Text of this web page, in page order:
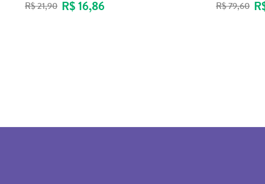
R$ 21,90 R$ 16,86 R$ 79,60